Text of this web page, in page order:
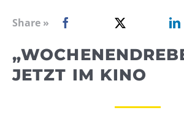
WEBRADIO
Share »
JETZT IM KINO